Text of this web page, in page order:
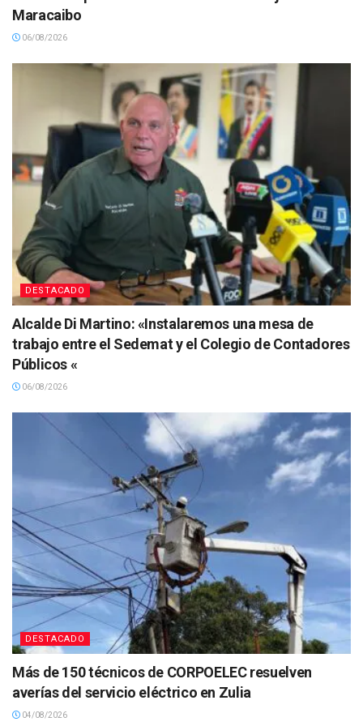
Maracaibo
06/08/2026
DESTACADO
Alcalde Di Martino: «Instalaremos una mesa de
trabajo entre el Sedemat y el Colegio de Contadores
Públicos «
06/08/2026
DESTACADO
Más de 150 técnicos de CORPOELEC resuelven
averías del servicio eléctrico en Zulia
04/08/2026